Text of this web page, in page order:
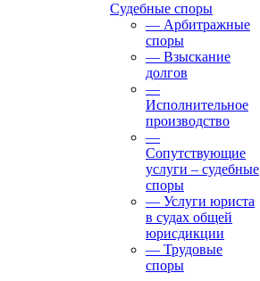
Судебные споры
— Арбитражные
споры
— Взыскание
долгов
—
Исполнительное
производство
—
Сопутствующие
услуги – судебные
споры
— Услуги юриста
в судах общей
юрисдикции
— Трудовые
споры